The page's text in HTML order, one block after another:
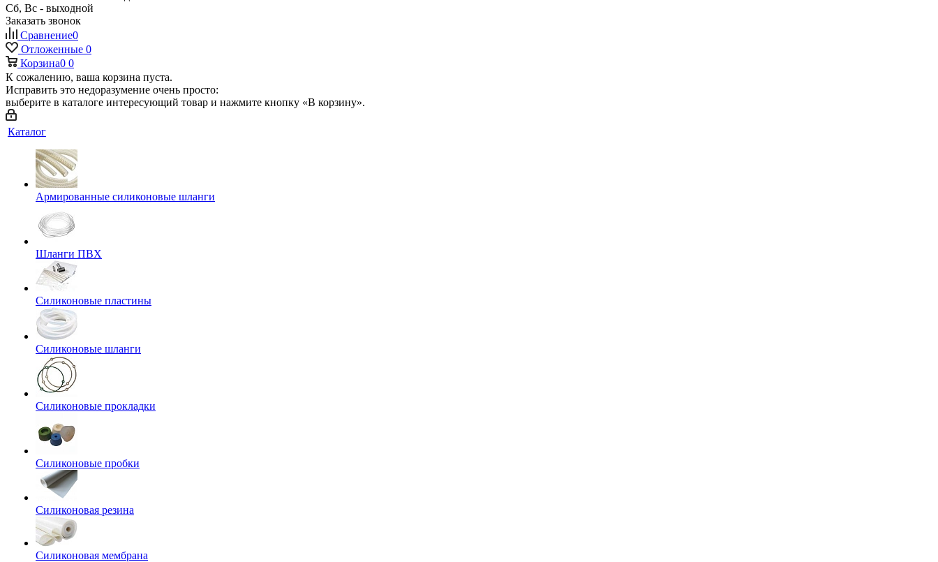
Сб, Вс - выходной
Заказать звонок
Сравнение0
Отложенные 0
Корзина0 0
К сожалению, ваша корзина пуста.
Исправить это недоразумение очень просто:
выберите в каталоге интересующий товар и нажмите кнопку «В корзину».
Каталог
Армированные силиконовые шланги
Шланги ПВХ
Силиконовые пластины
Силиконовые шланги
Силиконовые прокладки
Силиконовые пробки
Силиконовая резина
Силиконовая мембрана